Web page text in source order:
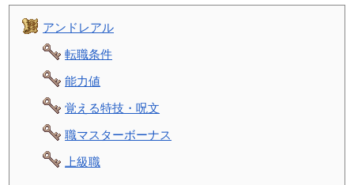
アンドレアル
転職条件
能力値
覚える特技・呪文
職マスターボーナス
上級職